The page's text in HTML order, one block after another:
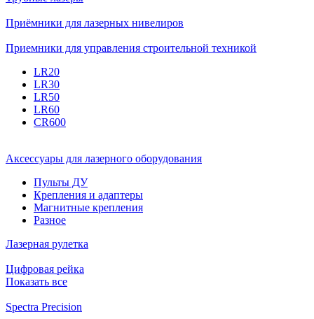
Приёмники для лазерных нивелиров
Приемники для управления строительной техникой
LR20
LR30
LR50
LR60
CR600
Аксессуары для лазерного оборудования
Пульты ДУ
Крепления и адаптеры
Магнитные крепления
Разное
Лазерная рулетка
Цифровая рейка
Показать все
Spectra Precision